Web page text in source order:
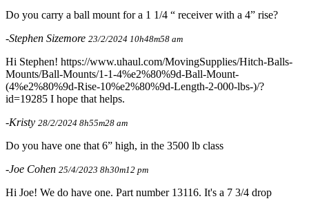
Do you carry a ball mount for a 1 1/4 “ receiver with a 4” rise?
-Stephen Sizemore 23/2/2024 10h48m58 am
Hi Stephen! https://www.uhaul.com/MovingSupplies/Hitch-Balls-
Mounts/Ball-Mounts/1-1-4%e2%80%9d-Ball-Mount-
(4%e2%80%9d-Rise-10%e2%80%9d-Length-2-000-lbs-)/?
id=19285 I hope that helps.
-Kristy 28/2/2024 8h55m28 am
Do you have one that 6” high, in the 3500 lb class
-Joe Cohen 25/4/2023 8h30m12 pm
Hi Joe! We do have one. Part number 13116. It's a 7 3/4 drop